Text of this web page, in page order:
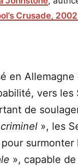
Crusade, 2002
en
vers
de
criminel », les
surmonter
», capable